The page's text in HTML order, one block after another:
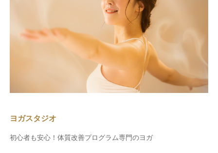
ヨガスタジオ
初心者も安心！体質改善プログラム専門のヨガ